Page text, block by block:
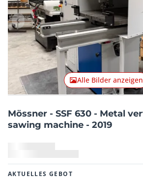
Vorheriger Artikel
Alle Bilder anzeigen
Mössner - SSF 630 - Metal
sawing machine - 2019
AKTUELLES GEBOT